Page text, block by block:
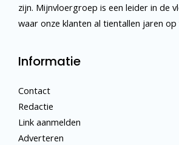
zijn. Mijnvloergroep is een leider in de
waar onze klanten al tientallen jaren
Informatie
Contact
Redactie
Link aanmelden
Adverteren